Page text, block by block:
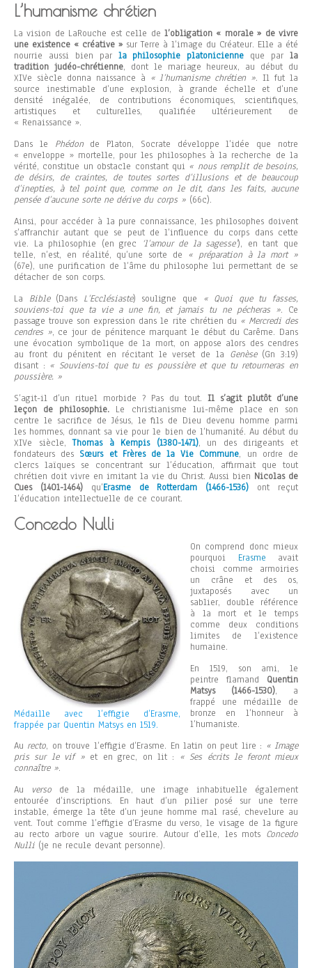
L’humanisme chrétien
La vision de LaRouche est celle de l’obligation « morale » de vivre
une existence « créative » sur Terre à l’image du Créateur. Elle a été
nourrie aussi bien par la philosophie platonicienne que parla
tradition judéo-chrétienne, dont le mariage heureux, au début du
XIVe siècle donna naissance à « l’humanisme chrétien ». Il fut la
source inestimable d’une explosion, à grande échelle et d’une
densité inégalée, de contributions économiques, scientifiques,
artistiques et culturelles, qualifiée ultérieurement de
« Renaissance ».
Dans le Phédonde Platon, Socrate développe l’idée que notre
« enveloppe » mortelle, pour les philosophes à la recherche de la
vérité, constitue un obstacle constant qui « nous remplit de besoins,
de désirs, de craintes, de toutes sortes d’illusions et de beaucoup
d’inepties, à tel point que, comme on le dit, dans les faits, aucune
pensée d’aucune sorte ne dérive du corps » (66c).
Ainsi, pour accéder à la pure connaissance, les philosophes doivent
s’affranchir autant que se peut de l’influence du corps dans cette
vie. La philosophie (en grec
‘l’amour de la sagesse’), en tant que
telle, n’est, en réalité, qu’une sorte de « préparation à la mort »
(67e), une purification de l’âme du philosophe lui permettant de se
détacher de son corps.
La Bible(Dans L’Ecclésiaste) souligne que « Quoi que tu fasses,
souviens-toi que ta vie a une fin, et jamais tu ne pécheras ». Ce
passage trouve son expression dans le rite chrétien du « Mercredi des
cendres », ce jour de pénitence marquant le début du Carême. Dans
une évocation symbolique de la mort, on appose alors des cendres
au front du pénitent en récitant le verset de la Genèse(Gn 3:19)
disant : « Souviens-toi que tu es poussière et que tu retourneras en
poussière. »
S’agit-il d’un rituel morbide ? Pas du tout. Il s’agit plutôt d’une
leçon de philosophie. Le christianisme lui-même place en son
centre le sacrifice de Jésus, le fils de Dieu devenu homme parmi
les hommes, donnant sa vie pour le bien de l’humanité. Au début du
XIVe siècle,Thomas à Kempis (1380-1471), un des dirigeants et
fondateurs des Sœurs et Frères de la Vie Commune, un ordre de
clercs laïques se concentrant sur l’éducation, affirmait que tout
chrétien doit vivre en imitant la vie du Christ. Aussi bien Nicolas de
Cues (1401-1464)qu’Erasme de Rotterdam (1466-1536) ont reçut
l’éducation intellectuelle de ce courant.
Concedo Nulli
Médaille avec l’effigie d’Erasme,
frappée par Quentin Matsys en 1519.
On comprend donc mieux
pourquoi Erasme avait
choisi comme armoiries
un crâne et des os,
juxtaposés avec un
sablier, double référence
à la mort et le temps
comme deux conditions
limites de l’existence
humaine.
En 1519, son ami, le
peintre flamand Quentin
Matsys (1466-1530), a
frappé une médaille de
bronze en l’honneur à
l’humaniste.
Au recto, on trouve l’effigie d’Erasme. En latin on peut lire : « Image
pris sur le vif »et en grec, on lit : « Ses écrits le feront mieux
connaître ».
Au
verso de la médaille, une image inhabituelle également
entourée d’inscriptions. En haut d’un pilier posé sur une terre
instable, émerge la tête d’un jeune homme mal rasé, chevelure au
vent. Tout comme l’effigie d’Erasme du verso, le visage de la figure
au recto arbore un vague sourire. Autour d’elle, les mots Concedo
Nulli (je ne recule devant personne).